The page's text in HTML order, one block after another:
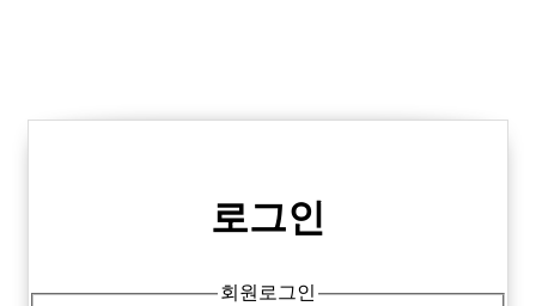
로그인
회원로그인